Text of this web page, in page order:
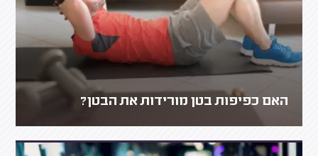
האם כפיפות בטן מורידות את הבטן?